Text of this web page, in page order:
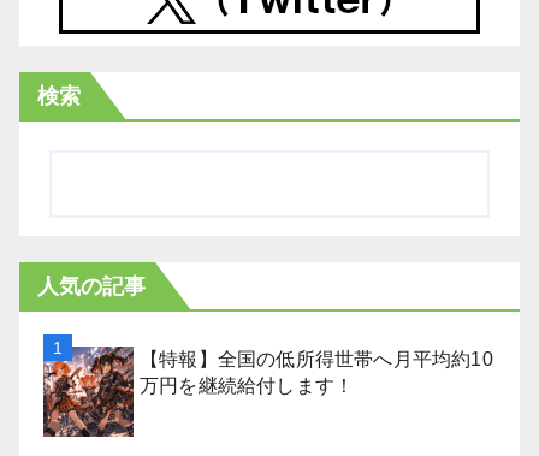
検索
人気の記事
【特報】全国の低所得世帯へ月平均約10
万円を継続給付します！